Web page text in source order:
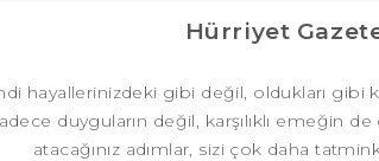
Hürriyet
hayallerinizdeki gibi değil, oldukları gibi
duyguların değil, karşılıklı emeğin
atacağınız adımlar, sizi çok daha